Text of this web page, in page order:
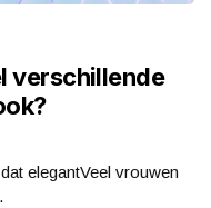
verschillende
elegantVeel vrouwen